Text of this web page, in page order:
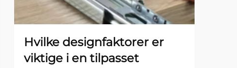
Hvilke designfaktorer er
viktige i en tilpasset